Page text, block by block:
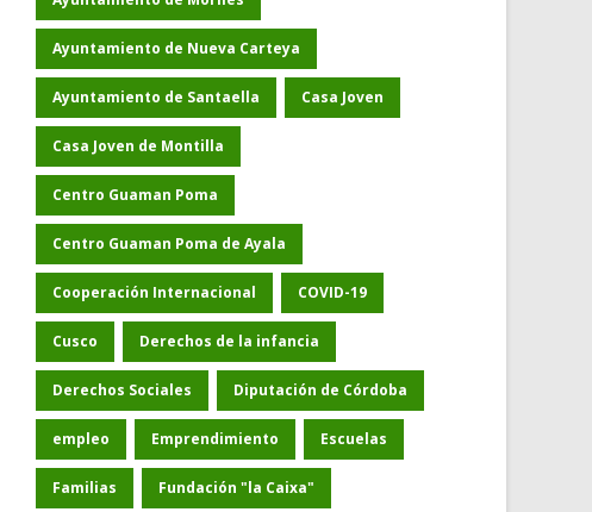
Ayuntamiento de Nueva Carteya
Ayuntamiento de Santaella Casa Joven
Casa Joven de Montilla
Centro Guaman Poma
Centro Guaman Poma de Ayala
Cooperación Internacional COVID-19
Cusco Derechos de la infancia
Derechos Sociales Diputación de Córdoba
empleo Emprendimiento Escuelas
Familias Fundación "la Caixa"